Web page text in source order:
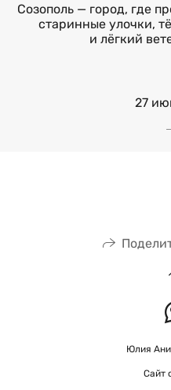
Созополь — город, где
старинные улочки,
и лёгкий
27
Юлия
Сайт